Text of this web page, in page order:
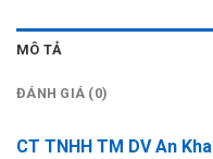
MÔ TẢ
ĐÁNH GIÁ (0)
CT TNHH TM DV An